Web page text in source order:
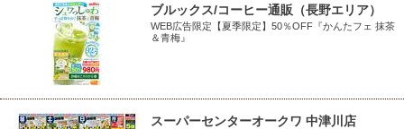
ブルックス/コーヒー通販（長野エリア）
WEB広告限定【夏季限定】50％OFF『かんたフェ 抹茶
＆青梅』
スーパーセンターオークワ 中津川店